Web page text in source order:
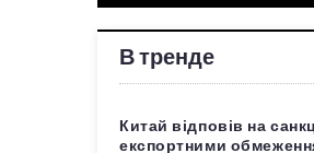
В тренде
Китай відповів на
експортними